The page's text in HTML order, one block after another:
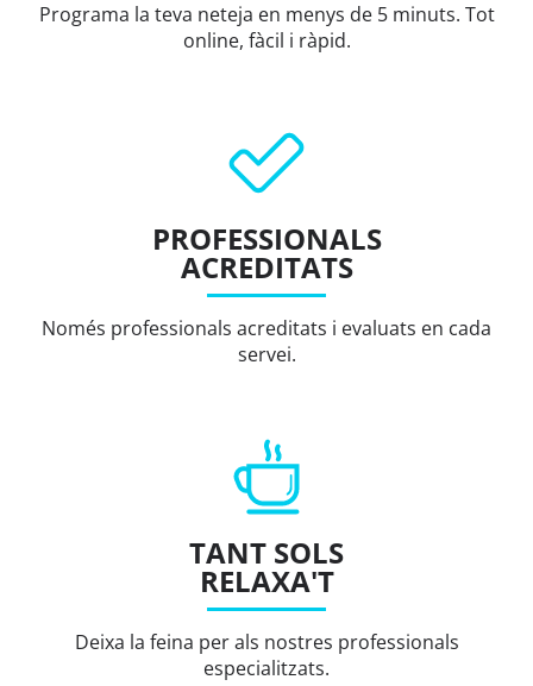
Programa la teva neteja en menys de 5 minuts. Tot
online, fàcil i ràpid.
PROFESSIONALS
ACREDITATS
Només professionals acreditats i evaluats en cada
servei.
TANT SOLS
RELAXA'T
Deixa la feina per als nostres professionals
especialitzats.